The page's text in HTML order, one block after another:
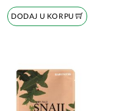
DODAJ U KORPU